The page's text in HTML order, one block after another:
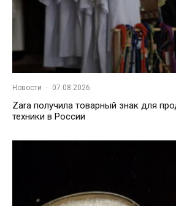
Новости · 07.08.2026
Zara получила товарный знак для
техники в России